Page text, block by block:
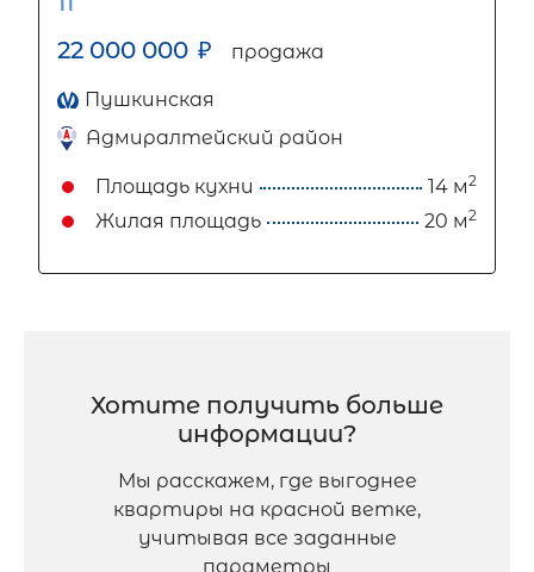
22 000 000 ₽ продажа
Пушкинская
Адмиралтейский район
Площадь кухни 14 м2
Жилая площадь 20 м2
Хотите получить больше
информации?
Мы расскажем, где выгоднее
квартиры на красной ветке,
учитывая все заданные
параметры